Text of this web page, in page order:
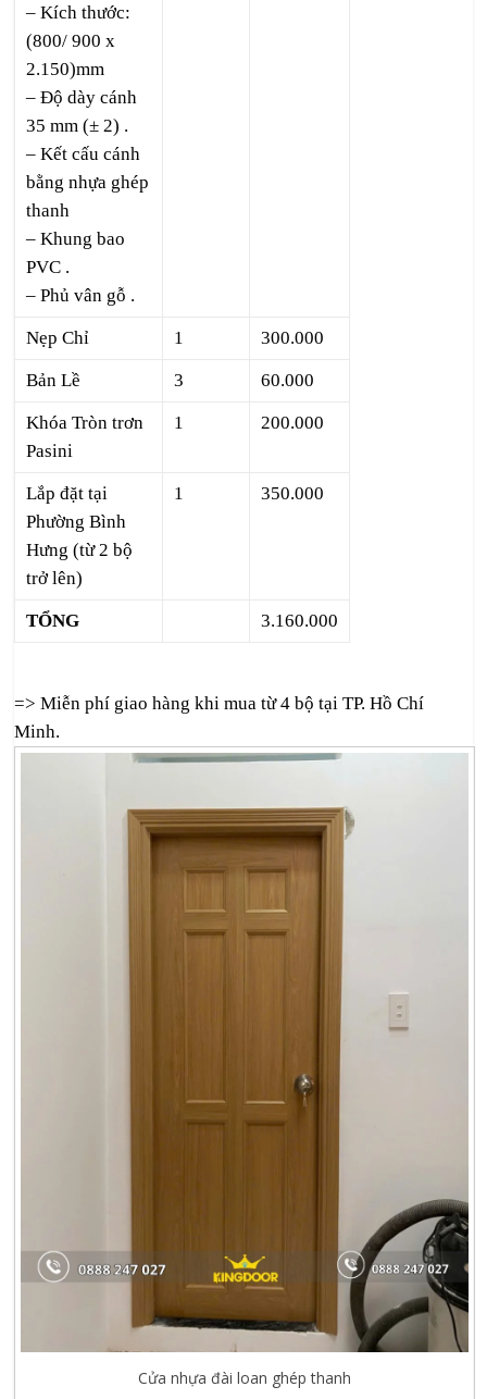
– Kích thước:
(800/ 900 x
2.150)mm
– Độ dày cánh
35 mm (± 2) .
– Kết cấu cánh
bằng nhựa ghép
thanh
– Khung bao
PVC .
– Phủ vân gỗ .
Nẹp Chỉ 1 300.000
Bản Lề 3 60.000
Khóa Tròn trơn
Pasini
1 200.000
Lắp đặt tại
Phường Bình
Hưng (từ 2 bộ
trở lên)
1 350.000
TỔNG 3.160.000
=> Miễn phí giao hàng khi mua từ 4 bộ tại TP. Hồ Chí
Minh.
Cửa nhựa đài loan ghép thanh